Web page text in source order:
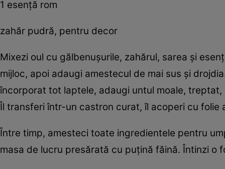
1 esență rom
zahăr pudră, pentru decor
Mixezi oul cu gălbenușurile, zahărul, sarea și
mijloc, apoi adaugi amestecul de mai sus și
încorporat tot laptele, adaugi untul moale,
Îl transferi într-un castron curat, îl acoperi cu folie
Între timp, amesteci toate ingredientele pentru
masa de lucru presărată cu puțină făină. Întinzi o